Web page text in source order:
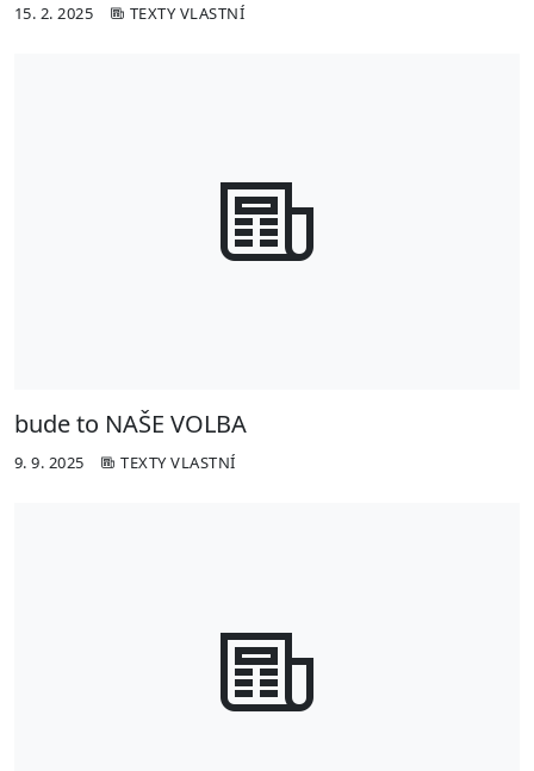
15. 2. 2025 TEXTY VLASTNÍ
bude to NAŠE VOLBA
9. 9. 2025 TEXTY VLASTNÍ